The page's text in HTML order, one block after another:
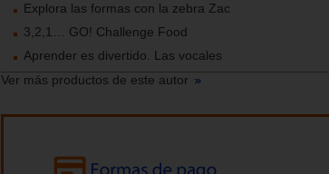
Explora las formas con la zebra Zac
3,2,1… GO! Challenge Food
Aprender es divertido. Las vocales
Ver más productos de este autor